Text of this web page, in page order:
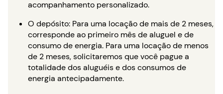
acompanhamento personalizado.
O depósito: Para uma locação de mais de 2 meses,
corresponde ao primeiro mês de aluguel e de
consumo de energia. Para uma locação de menos
de 2 meses, solicitaremos que você pague a
totalidade dos aluguéis e dos consumos de
energia antecipadamente.